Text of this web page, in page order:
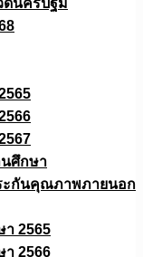
ดนครปฐม
ศึกษา
ะกันคุณภาพภายนอก
า 2565
า 2566